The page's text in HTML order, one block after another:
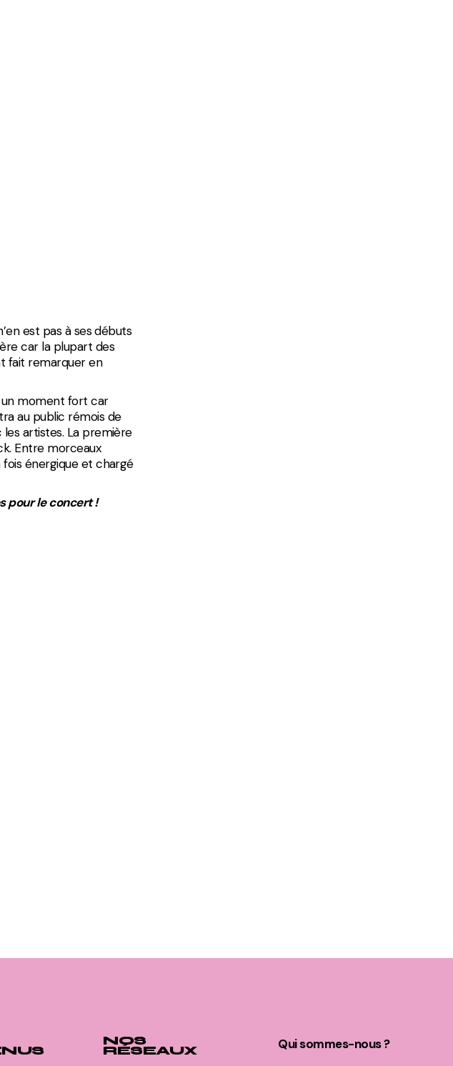
est pas à ses débuts
car la plupart des
fait remarquer en
moment fort car
au public rémois de
artistes. La première
Entre morceaux
énergique et chargé
pour le concert !
NOS
RÉSEAUX Qui sommes-nous ?